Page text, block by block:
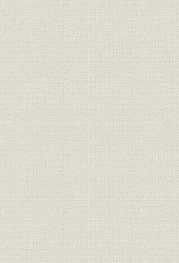
る。左から木戸孝充、山口尚
芳、岩倉具視、伊藤博文、大久
保利通。
『明治七年府県物産表』におけ
る靴の算出額
明治7年
画家ワーグマンは、神戸で靴を
履く日本人を観察してスケッチ
を明治13年11月発行の英国の大
衆週刊誌に掲載した。「結果と
してウオノ目がはやることは確
実」と皮肉な注がつけられてい
る。
明治13年